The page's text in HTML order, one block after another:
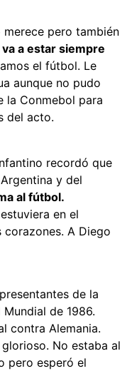
pero también
a estar siempre
el fútbol. Le
aunque no pudo
la Conmebol para
del acto.
recordó que
y del
al fútbol.
en el
corazones. A Diego
de la
de 1986.
contra Alemania.
No estaba al
pero esperó el